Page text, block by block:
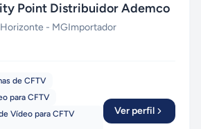
Point Distribuidor Ademco
- MGImportador
de CFTV
para CFTV
Vídeo para CFTV
Ver perfil